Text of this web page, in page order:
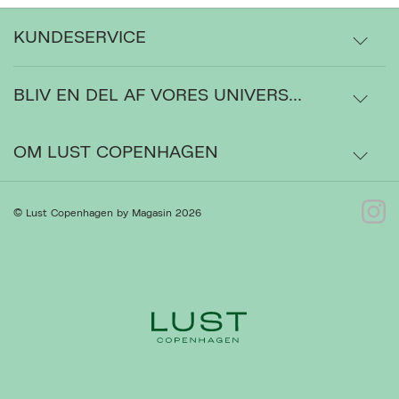
KUNDESERVICE
Levering
Ordrestatus
Gå til Kundeservice
BLIV EN DEL AF VORES UNIVERS...
OM LUST COPENHAGEN
Om os
© Lust Copenhagen by Magasin 2026